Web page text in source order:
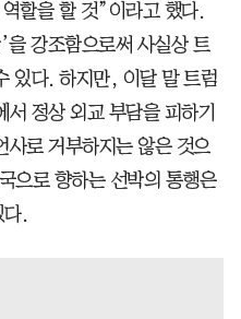
할을 할 것”이라고 했다.
을 강조함으로써 사실상 트
있다. 하지만, 이달 말 트럼
정상 외교 부담을 피하기
사로 거부하지는 않은 것으
으로 향하는 선박의 통행은
다.